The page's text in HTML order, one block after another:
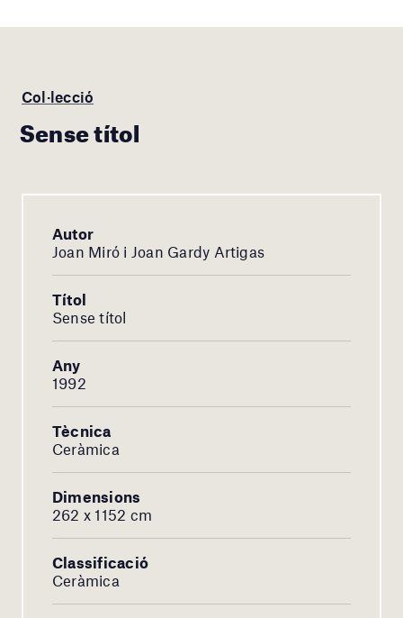
Col·lecció
Sense títol
Autor
Joan Miró i Joan Gardy Artigas
Títol
Sense títol
Any
1992
Tècnica
Ceràmica
Dimensions
262 x 1152 cm
Classificació
Ceràmica